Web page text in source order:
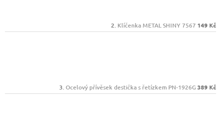
Klíčenka METAL SHINY 7567 149 Kč
Ocelový přívěsek destička s řetízkem PN-1926G389 Kč